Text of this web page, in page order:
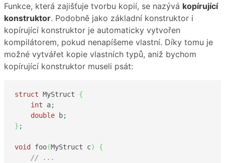
Funkce, která zajišťuje tvorbu kopií, se nazývá kopírující
konstruktor. Podobně jako základní konstruktor i
kopírující konstruktor je automaticky vytvořen
kompilátorem, pokud nenapíšeme vlastní. Díky tomu je
možné vytvářet kopie vlastních typů, aniž bychom
kopírující konstruktor museli psát:
struct MyStruct {
int a;
double b;
} ;
void foo(MyStruct c)
{
// ...